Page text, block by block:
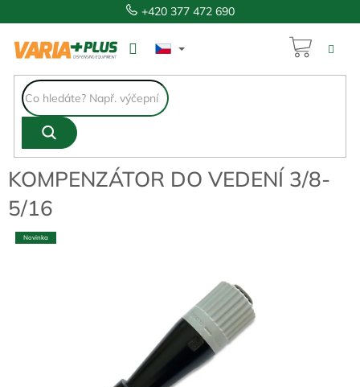
na
+420 377 472 690
KOMPENZÁTOR DO VEDENÍ 3/8-
5/16
Novinka
436 Kč